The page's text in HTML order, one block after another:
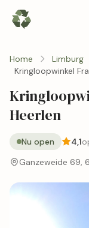
Home Limburg
Kringloopwinkel
Heerlen
Nu open 4,1
Ganzeweide 69,